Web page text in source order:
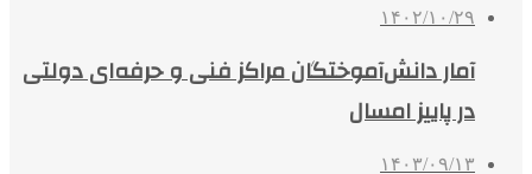
۱۴۰۲/۱۰/۲۹
آمار دانش‌آموختگان مراکز فنی و حرفه‌ای دولتی
در پاییز امسال
۱۴۰۳/۰۹/۱۳